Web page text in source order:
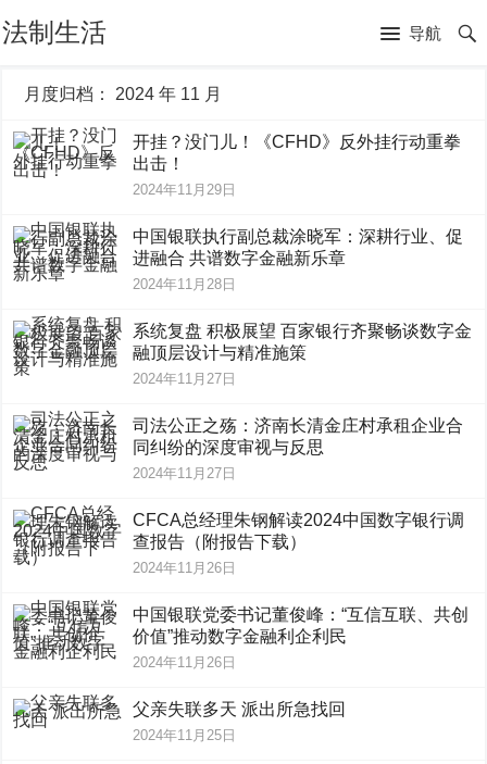
法制生活 导航
月度归档： 2024 年 11 月
开挂？没门儿！《CFHD》反外挂行动重拳
出击！
2024年11月29日
中国银联执行副总裁涂晓军：深耕行业、促
进融合 共谱数字金融新乐章
2024年11月28日
系统复盘 积极展望 百家银行齐聚畅谈数字金
融顶层设计与精准施策
2024年11月27日
司法公正之殇：济南长清金庄村承租企业合
同纠纷的深度审视与反思
2024年11月27日
CFCA总经理朱钢解读2024中国数字银行调
查报告（附报告下载）
2024年11月26日
中国银联党委书记董俊峰：“互信互联、共创
价值”推动数字金融利企利民
2024年11月26日
父亲失联多天 派出所急找回
2024年11月25日